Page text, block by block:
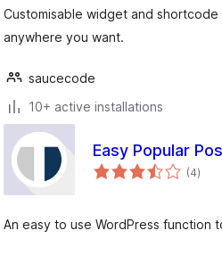
Customisable widget and
anywhere you want.
saucecode
10+ active installations
Easy Popular
(4total
)
An easy to use WordPress function